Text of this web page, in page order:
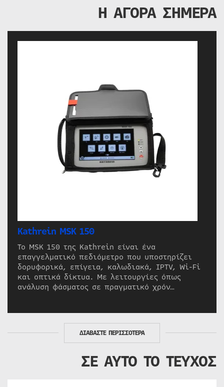
Η ΑΓΟΡΑ ΣΗΜΕΡΑ
Kathrein MSK 150
Το MSK 150 της Kathrein είναι ένα
επαγγελματικό πεδιόμετρο που υποστηρίζει
δορυφορικά, επίγεια, καλωδιακά, IPTV, Wi-Fi
και οπτικά δίκτυα. Με λειτουργίες όπως
ανάλυση φάσματος σε πραγματικό χρόν…
ΔΙΑΒΑΣΤΕ ΠΕΡΙΣΣΟΤΕΡΑ
ΣΕ ΑΥΤΟ ΤΟ ΤΕΥΧΟΣ